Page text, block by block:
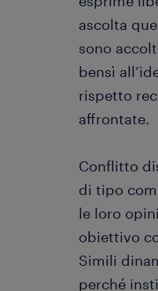
ascolta
sono
bensì
rispetto
affrontate.
Conflitto
di tipo
le loro
obiettivo
Simili
perché